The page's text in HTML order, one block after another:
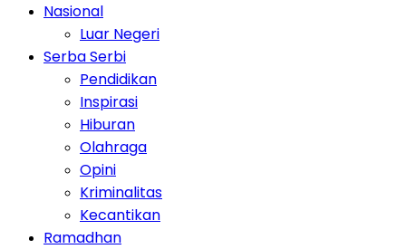
Nasional
Luar Negeri
Serba Serbi
Pendidikan
Inspirasi
Hiburan
Olahraga
Opini
Kriminalitas
Kecantikan
Ramadhan